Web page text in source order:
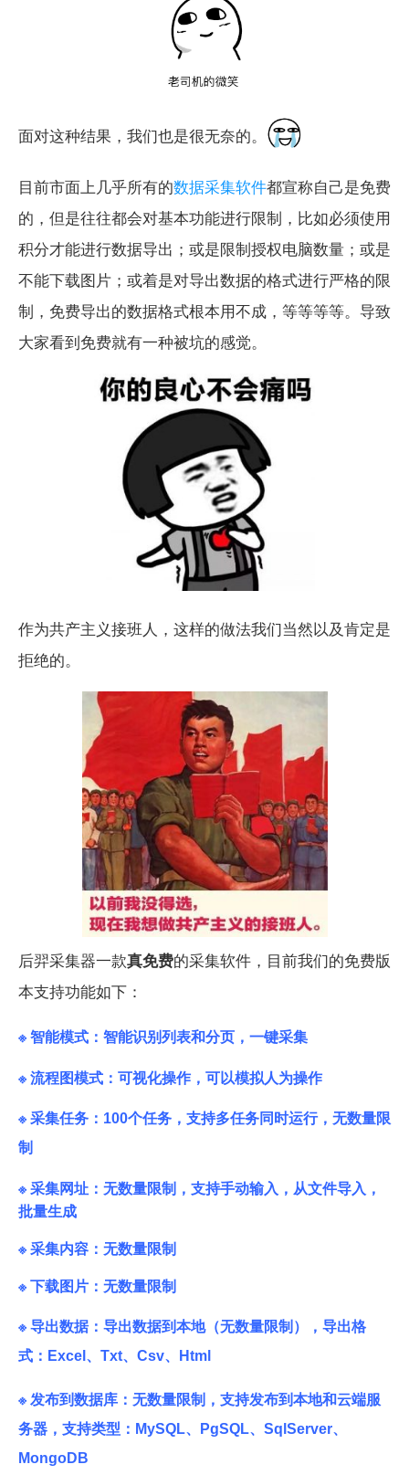
面对这种结果，我们也是很无奈的。
目前市面上几乎所有的数据采集软件都宣称自己是免费
的，但是往往都会对基本功能进行限制，比如必须使用
积分才能进行数据导出；或是限制授权电脑数量；或是
不能下载图片；或着是对导出数据的格式进行严格的限
制，免费导出的数据格式根本用不成，等等等等。导致
大家看到免费就有一种被坑的感觉。
作为共产主义接班人，这样的做法我们当然以及肯定是
拒绝的。
后羿采集器一款真免费的采集软件，目前我们的免费版
本支持功能如下：
※ 智能模式：智能识别列表和分页，一键采集
※ 流程图模式：可视化操作，可以模拟人为操作
※ 采集任务：100个任务，支持多任务同时运行，无数量限
制
※ 采集网址：无数量限制，支持手动输入，从文件导入，
批量生成
※ 采集内容：无数量限制
※ 下载图片：无数量限制
※ 导出数据：导出数据到本地（无数量限制）， 导出格
式：Excel、Txt、Csv、Html
※ 发布到数据库：无数量限制，支持发布到本地和云端服
务器， 支持类型：MySQL、PgSQL、SqlServer、
MongoDB